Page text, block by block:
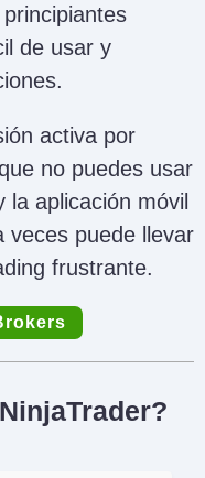
de usar y
activa por
no puedes usar
la aplicación móvil
veces puede llevar
frustrante.